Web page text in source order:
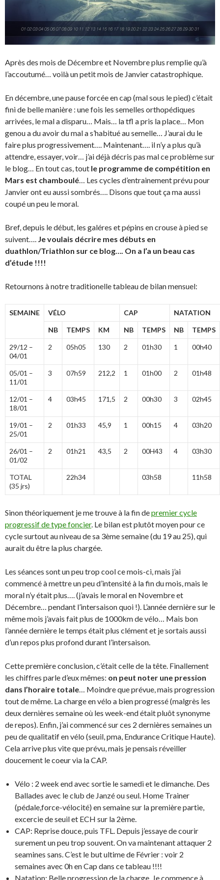
Après des mois de Décembre et Novembre plus remplie qu’à
l’accoutumé… voilà un petit mois de Janvier catastrophique.
En décembre, une pause forcée en cap (mal sous le pied) c’était
fini de belle manière : une fois les semelles orthopédiques
arrivées, le mal a disparu… Mais… la tfl a pris la place… Mon
genou a du avoir du mal a s’habitué au semelle… J’aurai du le
faire plus progressivement…. Maintenant…. il n’y a plus qu’à
attendre, essayer, voir… j’ai déjà décris pas mal ce problème sur
le blog… En tout cas, tout le programme de compétition en
Mars est chamboulé… Les cycles d’entrainement prévu pour
Janvier ont eu aussi sombrés…. Disons que tout ça ma aussi
coupé un peu le moral.
Bref, depuis le début, les galéres et pépins en crouse à pied se
suivent…. Je voulais décrire mes débuts en
duathlon/Triathlon sur ce blog…. On a l’a un beau cas
d’étude !!!!
Retournons à notre traditionelle tableau de bilan mensuel:
SEMAINE VÉLO CAP NATATION
NB TEMPS KM NB TEMPS NB TEMPS
29/12 –
04/01
2 05h05 130 2 01h30 1 00h40
05/01 –
11/01
3 07h59 212,2 1 01h00 2 01h48
12/01 –
18/01
4 03h45 171,5 2 00h30 3 02h45
19/01 –
25/01
2 01h33 45,9 1 00h15 4 03h20
26/01 –
01/02
2 01h21 43,5 2 00H43 4 03h30
TOTAL
(35 jrs)
22h34 03h58 11h58
Sinon théoriquement je me trouve à la fin depremier cycle
progressif de type foncier. Le bilan est plutôt moyen pour ce
cycle surtout au niveau de sa 3ème semaine (du 19 au 25), qui
aurait du être la plus chargée.
Les séances sont un peu trop cool ce mois-ci, mais j’ai
commencé à mettre un peu d’intensité à la fin du mois, mais le
moral n’y était plus…. (j’avais le moral en Novembre et
Décembre… pendant l’intersaison quoi !). L’année dernière sur le
même mois j’avais fait plus de 1000km de vélo… Mais bon
l’année dernière le temps était plus clément et je sortais aussi
d’un repos plus profond durant l’intersaison.
Cette première conclusion, c’était celle de la tête. Finallement
les chiffres parle d’eux mêmes: on peut noter une pression
dans l’horaire totale… Moindre que prévue, mais progression
tout de même. La charge en vélo a bien progressé (malgrès les
deux dernières semaine où les week-end était pluôt synonyme
de repos). Enfin, j’ai commencé sur ces 2 dernières semaines un
peu de qualitatif en vélo (seuil, pma, Endurance Critique Haute).
Cela arrive plus vite que prévu, mais je pensais réveiller
doucement le coeur via la CAP.
Vélo : 2 week end avec sortie le samedi et le dimanche. Des
Ballades avec le club de Janzé ou seul. Home Trainer
(pédale,force-vélocité) en semaine sur la première partie,
excercie de seuil et ECH sur la 2ème.
CAP: Reprise douce, puis TFL. Depuis j’essaye de courir
surement un peu trop souvent. On va maintenant attaquer 2
seamines sans. C’est le but ultime de Février : voir 2
semaines avec 0h en Cap dans ce tableau !!!!
Natation: Belle progression de la charge. Je commence à